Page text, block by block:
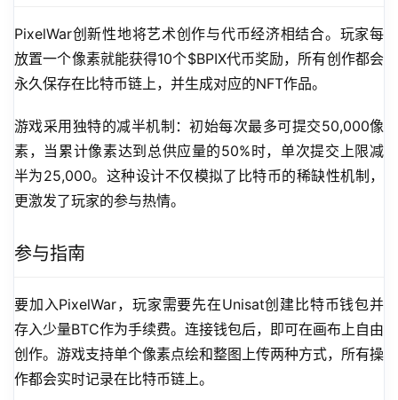
PixelWar创新性地将艺术创作与代币经济相结合。玩家每
放置一个像素就能获得10个$BPIX代币奖励，所有创作都会
永久保存在比特币链上，并生成对应的NFT作品。
游戏采用独特的减半机制：初始每次最多可提交50,000像
素，当累计像素达到总供应量的50%时，单次提交上限减
半为25,000。这种设计不仅模拟了比特币的稀缺性机制，
更激发了玩家的参与热情。
参与指南
要加入PixelWar，玩家需要先在Unisat创建比特币钱包并
存入少量BTC作为手续费。连接钱包后，即可在画布上自由
创作。游戏支持单个像素点绘和整图上传两种方式，所有操
作都会实时记录在比特币链上。